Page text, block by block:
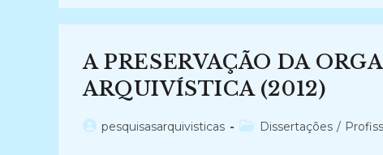
EM
PARA
GESTÃO
ELETRÔNICA
DE
De
A PRESERVAÇÃO DA
ARQUIVÍSTICA (2012)
Autorpesquisasarquivisticas
Categoria
Dissertações /